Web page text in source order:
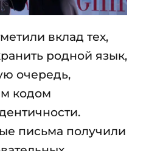
вклад тех,
родной язык,
очередь,
кодом
письма получили